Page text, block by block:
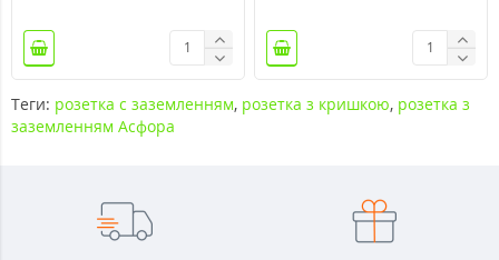
Теги: розетка с заземленням, розетка з кришкою, розетка з
заземленням Асфора